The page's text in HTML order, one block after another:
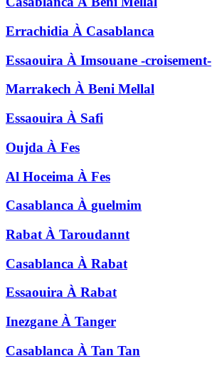
Errachidia À Casablanca
Essaouira À Imsouane -croisement-
Marrakech À Beni Mellal
Essaouira À Safi
Oujda À Fes
Al Hoceima À Fes
Casablanca À guelmim
Rabat À Taroudannt
Casablanca À Rabat
Essaouira À Rabat
Inezgane À Tanger
Casablanca À Tan Tan